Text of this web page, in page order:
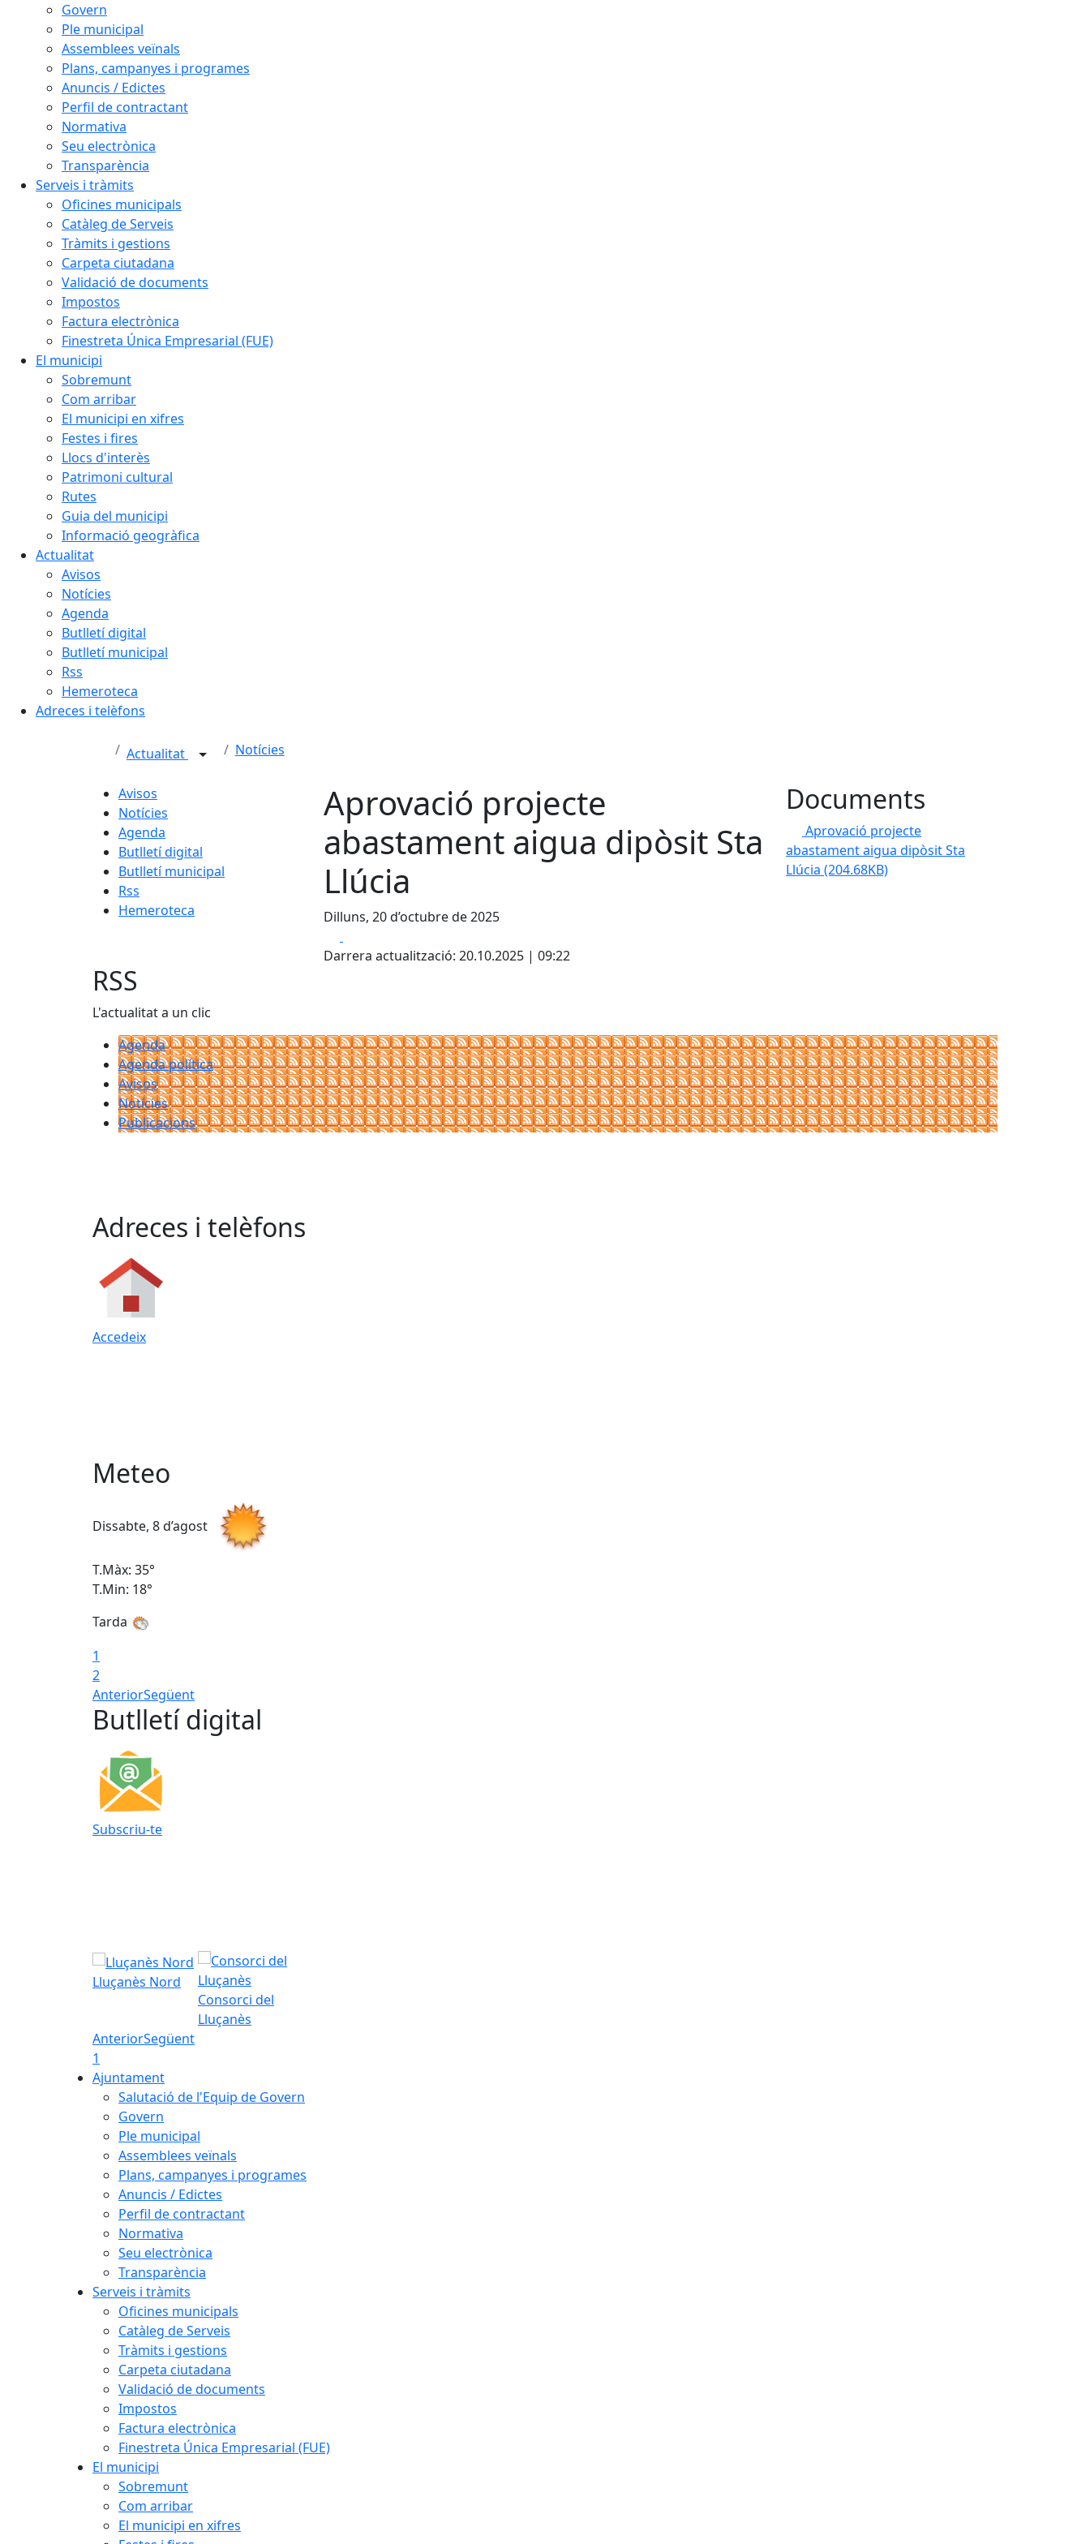
Govern
Ple municipal
Assemblees veïnals
Plans, campanyes i programes
Anuncis / Edictes
Perfil de contractant
Normativa
Seu electrònica
Transparència
Serveis i tràmits
Oficines municipals
Catàleg de Serveis
Tràmits i gestions
Carpeta ciutadana
Validació de documents
Impostos
Factura electrònica
Finestreta Única Empresarial (FUE)
El municipi
Sobremunt
Com arribar
El municipi en xifres
Festes i fires
Llocs d'interès
Patrimoni cultural
Rutes
Guia del municipi
Informació geogràfica
Actualitat
Avisos
Notícies
Agenda
Butlletí digital
Butlletí municipal
Rss
Hemeroteca
Adreces i telèfons
Actualitat Notícies
Avisos
Notícies
Agenda
Butlletí digital
Butlletí municipal
Rss
Hemeroteca
Aprovació projecte
abastament aigua dipòsit Sta
Llúcia
Dilluns, 20 d’octubre de 2025
Darrera actualització: 20.10.2025 | 09:22
Documents
Aprovació projecte
abastament aigua dipòsit Sta
Llúcia (204.68KB)
RSS
L'actualitat a un clic
Agenda
Agenda política
Avisos
Notícies
Publicacions
Adreces i telèfons
Accedeix
Meteo
Dissabte, 8 d’agost
T.Màx: 35°
T.Min: 18°
Tarda
1
2
AnteriorSegüent
Butlletí digital
Subscriu-te
Lluçanès Nord
Consorci del
Lluçanès
AnteriorSegüent
1
Ajuntament
Salutació de l'Equip de Govern
Govern
Ple municipal
Assemblees veïnals
Plans, campanyes i programes
Anuncis / Edictes
Perfil de contractant
Normativa
Seu electrònica
Transparència
Serveis i tràmits
Oficines municipals
Catàleg de Serveis
Tràmits i gestions
Carpeta ciutadana
Validació de documents
Impostos
Factura electrònica
Finestreta Única Empresarial (FUE)
El municipi
Sobremunt
Com arribar
El municipi en xifres